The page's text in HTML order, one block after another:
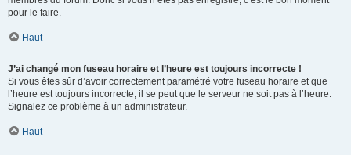
pour le faire.
Haut
J’ai changé mon fuseau horaire et l’heure est toujours incorrecte !
Si vous êtes sûr d’avoir correctement paramétré votre fuseau horaire et que
l’heure est toujours incorrecte, il se peut que le serveur ne soit pas à l’heure.
Signalez ce problème à un administrateur.
Haut